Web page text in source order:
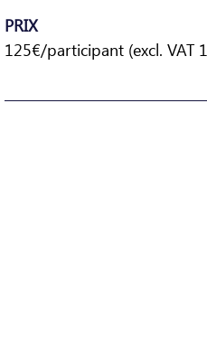
PRIX
125€/participant (excl. VAT